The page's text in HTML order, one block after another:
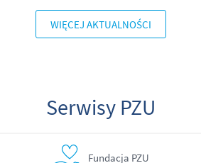
WIĘCEJ AKTUALNOŚCI
Serwisy PZU
Fundacja PZU